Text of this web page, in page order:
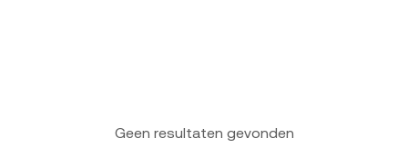
Geen resultaten gevonden